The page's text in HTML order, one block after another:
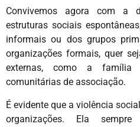
Convivemos agora com a
estruturas sociais
informais ou dos grupos
organizações formais, quer
externas, como a
comunitárias de associação.
É evidente que a violência
organizações. Ela